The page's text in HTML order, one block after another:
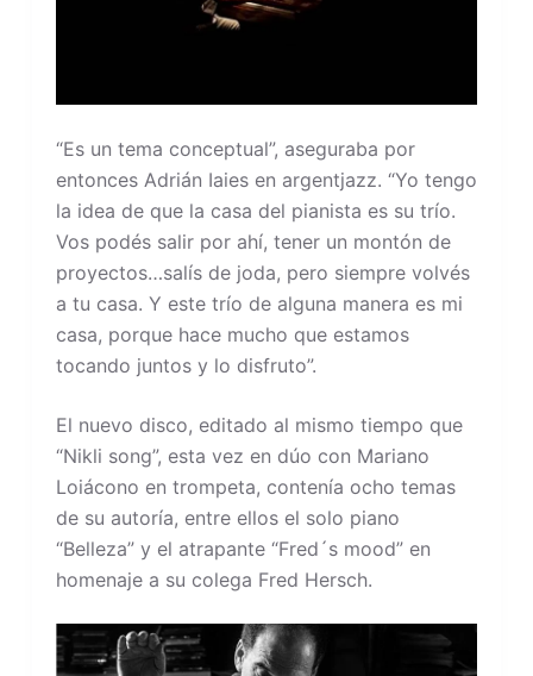
“Es un tema conceptual”, aseguraba por
entonces Adrián Iaies en argentjazz. “Yo tengo
la idea de que la casa del pianista es su trío.
Vos podés salir por ahí, tener un montón de
proyectos…salís de joda, pero siempre volvés
a tu casa. Y este trío de alguna manera es mi
casa, porque hace mucho que estamos
tocando juntos y lo disfruto”.
El nuevo disco, editado al mismo tiempo que
“Nikli song”, esta vez en dúo con Mariano
Loiácono en trompeta, contenía ocho temas
de su autoría, entre ellos el solo piano
“Belleza” y el atrapante “Fred´s mood” en
homenaje a su colega Fred Hersch.